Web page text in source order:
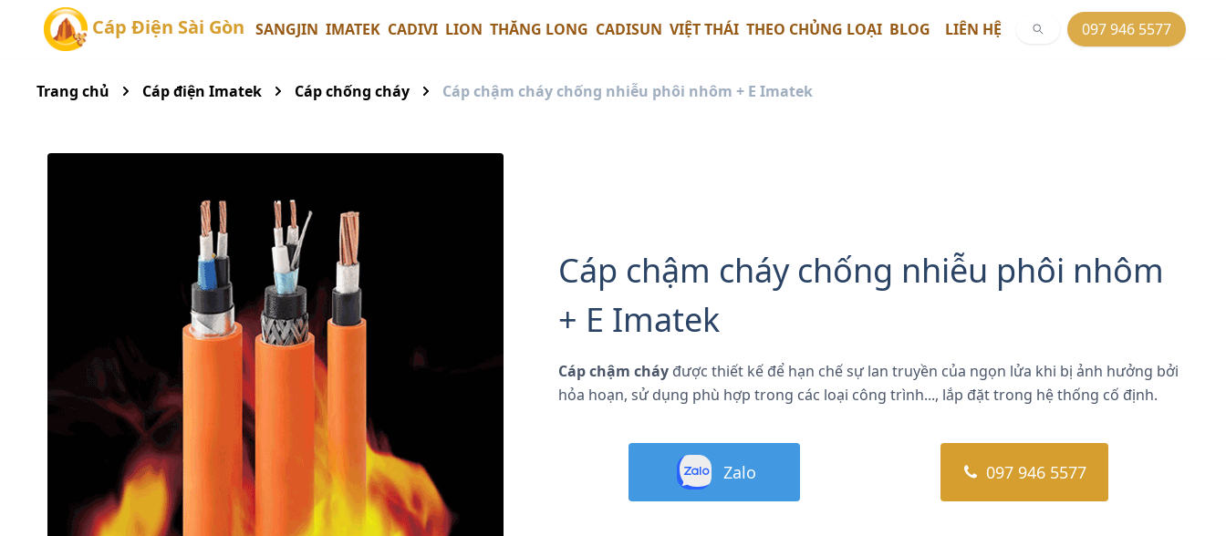
Cáp Điện Sài Gòn SANGJIN IMATEK CADIVI LION THĂNG LONG CADISUN VIỆT THÁI THEO CHỦNG LOẠI BLOG LIÊN HỆ 097 946 5577
Trang chủ Cáp điện Imatek Cáp chống cháy Cáp chậm cháy chống nhiễu phôi nhôm + E Imatek
Cáp chậm cháy chống nhiễu phôi nhôm
+ E Imatek
Cáp chậm cháy được thiết kế để hạn chế sự lan truyền của ngọn lửa khi bị ảnh hưởng bởi
hỏa hoạn, sử dụng phù hợp trong các loại công trình..., lắp đặt trong hệ thống cố định.
Zalo 097 946 5577